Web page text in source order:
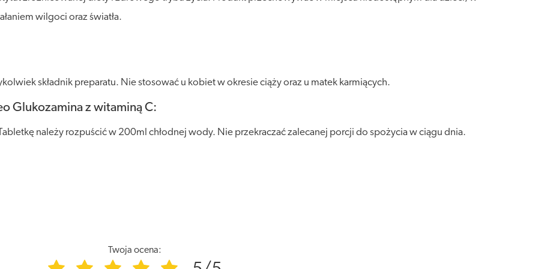
wilgoci oraz światła.
składnik preparatu. Nie stosować u kobiet w okresie ciąży oraz u matek karmiących.
Glukozamina z witaminą C:
należy rozpuścić w 200ml chłodnej wody. Nie przekraczać zalecanej porcji do spożycia w ciągu dnia.
Twoja ocena: